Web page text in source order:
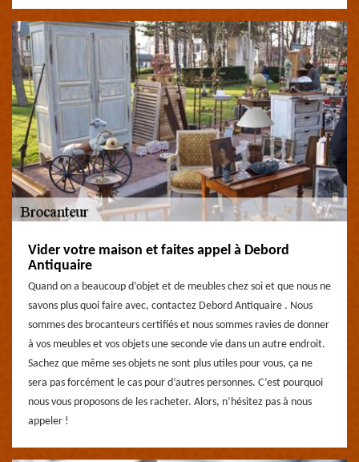
Vider votre maison et faites appel à Debord
Antiquaire
Quand on a beaucoup d’objet et de meubles chez soi et que nous ne
savons plus quoi faire avec, contactez Debord Antiquaire . Nous
sommes des brocanteurs certifiés et nous sommes ravies de donner
à vos meubles et vos objets une seconde vie dans un autre endroit.
Sachez que même ses objets ne sont plus utiles pour vous, ça ne
sera pas forcément le cas pour d’autres personnes. C’est pourquoi
nous vous proposons de les racheter. Alors, n’hésitez pas à nous
appeler !